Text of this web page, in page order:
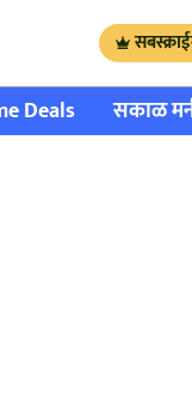
Deals सकाळ